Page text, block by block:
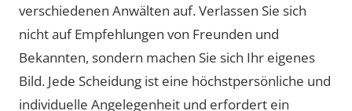
verschiedenen Anwälten auf. Verlassen Sie sich
nicht auf Empfehlungen von Freunden und
Bekannten, sondern machen Sie sich Ihr eigenes
Bild. Jede Scheidung ist eine höchstpersönliche und
individuelle Angelegenheit und erfordert ein